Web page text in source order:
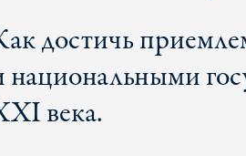
достичь
национальными
века.